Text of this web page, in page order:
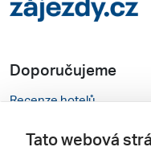
Doporučujeme
Recenze hotelů
Rady na cestu
Tato webová